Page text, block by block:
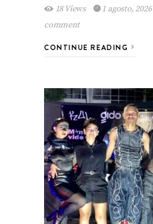
18 Views 1 agosto, 2026
comment
CONTINUE READING